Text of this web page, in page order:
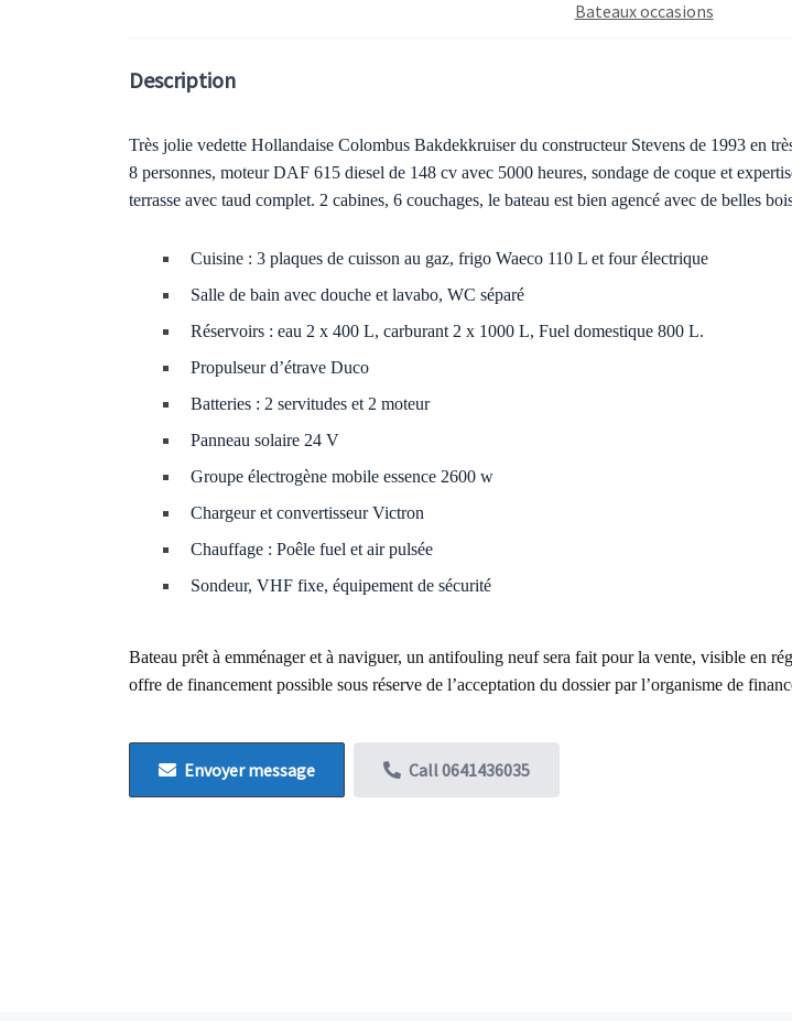
Bateaux occasions
Description
Très jolie vedette Hollandaise Colombus Bakdekkruiser du constructeur Stevens de 1993 en
8 personnes, moteur DAF 615 diesel de 148 cv avec 5000 heures, sondage de coque et
terrasse avec taud complet. 2 cabines, 6 couchages, le bateau est bien agencé avec de belles
Cuisine : 3 plaques de cuisson au gaz, frigo Waeco 110 L et four électrique
Salle de bain avec douche et lavabo, WC séparé
Réservoirs : eau 2 x 400 L, carburant 2 x 1000 L, Fuel domestique 800 L.
Propulseur d’étrave Duco
Batteries : 2 servitudes et 2 moteur
Panneau solaire 24 V
Groupe électrogène mobile essence 2600 w
Chargeur et convertisseur Victron
Chauffage : Poêle fuel et air pulsée
Sondeur, VHF fixe, équipement de sécurité
Bateau prêt à emménager et à naviguer, un antifouling neuf sera fait pour la vente, visible en
offre de financement possible sous réserve de l’acceptation du dossier par l’organisme de
Envoyer message Call0641436035